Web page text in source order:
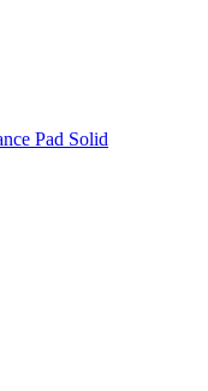
Pad Solid